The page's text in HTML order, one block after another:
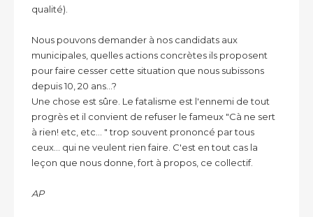
qualité).
Nous pouvons demander à nos candidats aux
municipales, quelles actions concrètes ils proposent
pour faire cesser cette situation que nous subissons
depuis 10, 20 ans...?
Une chose est sûre. Le fatalisme est l'ennemi de tout
progrès et il convient de refuser le fameux "Cà ne sert
à rien! etc, etc... " trop souvent prononcé par tous
ceux... qui ne veulent rien faire. C'est en tout cas la
leçon que nous donne, fort à propos, ce collectif.
AP